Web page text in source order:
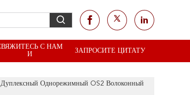
С НАМ
И
ЗАПРОСИТЕ ЦИТАТУ
Дуплексный Однорежимный OS2 Волоконный